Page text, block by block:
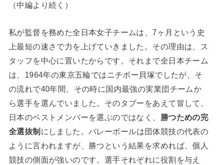
（中編より続く）
私が監督を務めた全日本女子チームは、7ヶ月という史
上最短の速さで力を上げていきました。その理由は、ス
タッフを中心に置いたからです。それまで全日本チーム
は、1964年の東京五輪ではニチボー貝塚でしたが、そ
の流れで40年間、その時に国内最強の実業団チームか
ら選手を選んでいました。そのタブーをあえて冒して、
日本のベストメンバーを選ぶのではなく、 勝つための完
全選抜制 にしました。バレーボールは団体競技の代表の
ように言われますが、勝つという結果を求めれば、個人
競技の側面が強いのです。選手それぞれに役割を与え